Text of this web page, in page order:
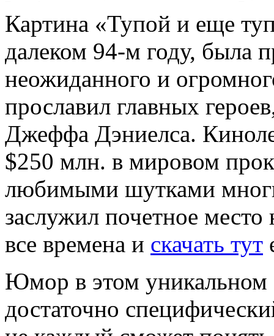
Картина «Тупой и еще
далеком 94-м году, была
неожиданного и
прославил главных
Джеффа Дэниелса.
$250 млн. в мировом
любимыми шутками
заслужил почетное
все времена и скачать тут
Юмор в этом уникальном
достаточно